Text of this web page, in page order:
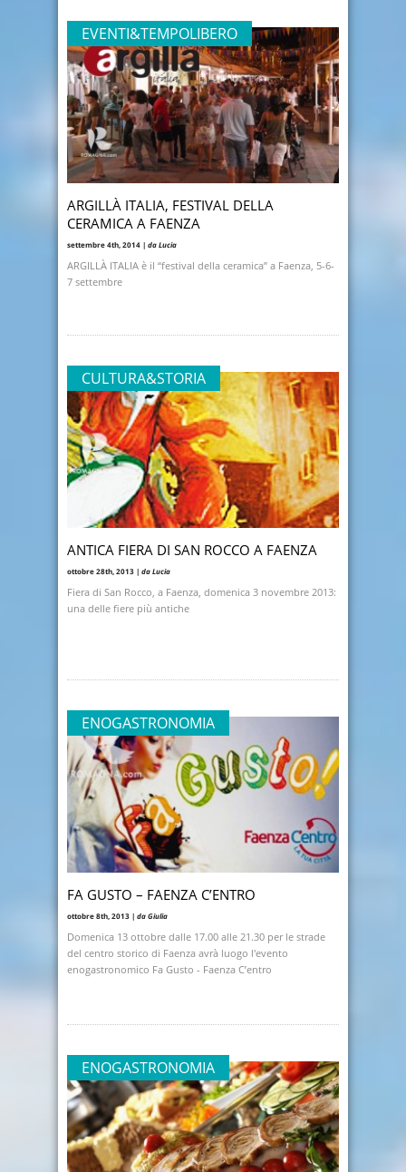
EVENTI&TEMPOLIBERO
ARGILLÀ ITALIA, FESTIVAL DELLA
CERAMICA A FAENZA
settembre 4th, 2014 | da Lucia
ARGILLÀ ITALIA è il “festival della ceramica” a Faenza, 5-6-
7 settembre
CULTURA&STORIA
ANTICA FIERA DI SAN ROCCO A FAENZA
ottobre 28th, 2013 | da Lucia
Fiera di San Rocco, a Faenza, domenica 3 novembre 2013:
una delle fiere più antiche
ENOGASTRONOMIA
FA GUSTO – FAENZA C’ENTRO
ottobre 8th, 2013 | da Giulia
Domenica 13 ottobre dalle 17.00 alle 21.30 per le strade
del centro storico di Faenza avrà luogo l'evento
enogastronomico Fa Gusto - Faenza C’entro
ENOGASTRONOMIA